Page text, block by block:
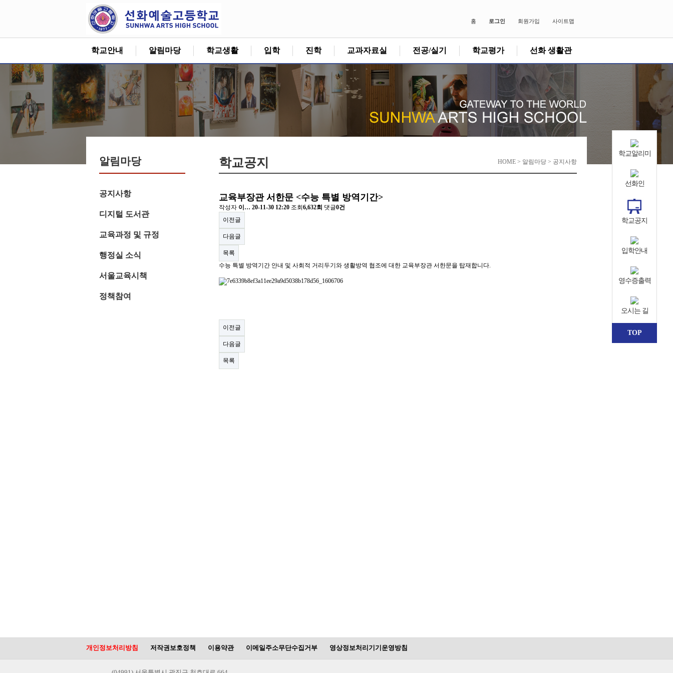
홈 로그인 회원가입 사이트맵
학교안내 알림마당 학교생활 입학 진학 교과자료실 전공/실기 학교평가 선화 생활관
알림마당
공지사항
디지털 도서관
교육과정 및 규정
행정실 소식
서울교육시책
정책참여
학교공지 HOME > 알림마당 > 공지사항
교육부장관 서한문 <수능 특별 방역기간>
작성자 이… 20-11-30 12:20 조회 6,632회 댓글0건
이전글
다음글
목록
수능 특별 방역기간 안내 및 사회적 거리두기와 생활방역 협조에 대한 교육부장관 서한문을 탑재합니다.
이전글
다음글
목록
개인정보처리방침 저작권보호정책 이용약관 이메일주소무단수집거부 영상정보처리기기운영방침
학교알리미
선화인
학교공지
입학안내
영수증출력
오시는 길
TOP